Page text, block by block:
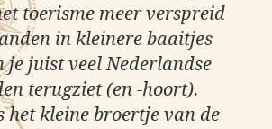
toerisme meer verspreid
in kleinere baaitjes
je juist veel Nederlandse
terugziet (en -hoort).
het kleine broertje van de